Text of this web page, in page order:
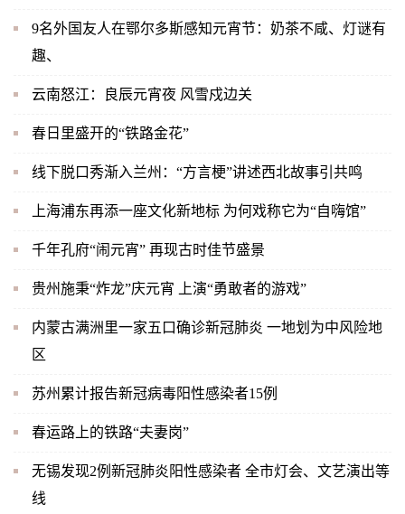
9名外国友人在鄂尔多斯感知元宵节：奶茶不咸、灯谜有
趣、
云南怒江：良辰元宵夜 风雪戍边关
春日里盛开的“铁路金花”
线下脱口秀渐入兰州：“方言梗”讲述西北故事引共鸣
上海浦东再添一座文化新地标 为何戏称它为“自嗨馆”
千年孔府“闹元宵” 再现古时佳节盛景
贵州施秉“炸龙”庆元宵 上演“勇敢者的游戏”
内蒙古满洲里一家五口确诊新冠肺炎 一地划为中风险地
区
苏州累计报告新冠病毒阳性感染者15例
春运路上的铁路“夫妻岗”
无锡发现2例新冠肺炎阳性感染者 全市灯会、文艺演出等
线